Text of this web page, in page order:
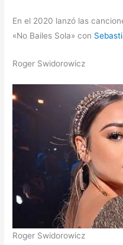
En el 2020 lanzó las
«No Bailes Sola» con
Roger Swidorowicz
Roger Swidorowicz